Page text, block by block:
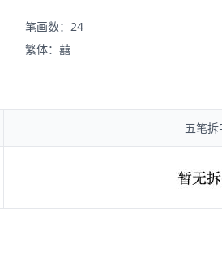
笔画数：24
繁体：囍
五笔